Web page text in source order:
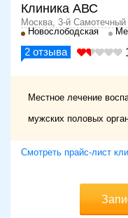
Клиника АВС
Москва, 3-й Самотечный
Новослободская
2 отзыва
Местное лечение
мужских половых
Смотреть прайс-лист